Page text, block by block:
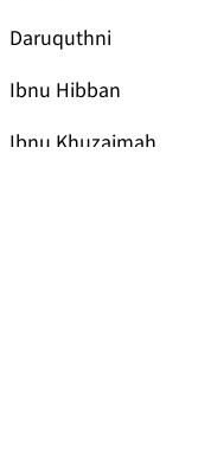
Daruquthni
Ibnu Hibban
Ibnu Khuzaimah